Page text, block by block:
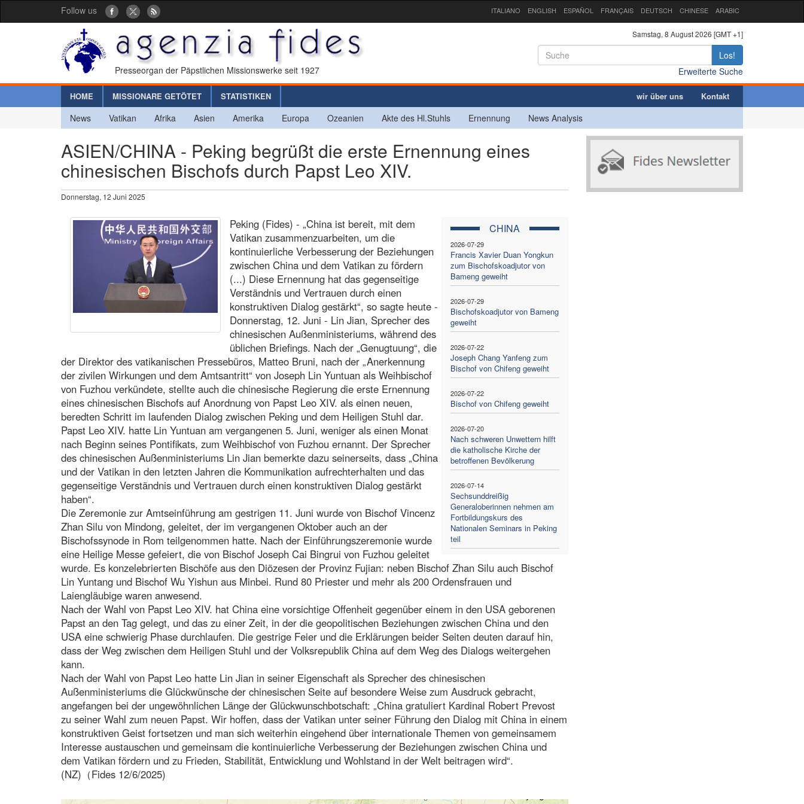
Follow us ITALIANO ENGLISH ESPAÑOL FRANÇAIS DEUTSCH CHINESE ARABIC
Presseorgan der Päpstlichen Missionswerke seit 1927
Samstag, 8 August 2026 [GMT +1]
Los!
Erweiterte Suche
HOME MISSIONARE GETÖTET STATISTIKEN wir über uns Kontakt
News Vatikan Afrika Asien Amerika Europa Ozeanien Akte des Hl.Stuhls Ernennung News Analysis
ASIEN/CHINA - Peking begrüßt die erste Ernennung eines
chinesischen Bischofs durch Papst Leo XIV.
Donnerstag, 12 Juni 2025
CHINA
2026-07-29
Francis Xavier Duan Yongkun
zum Bischofskoadjutor von
Bameng geweiht
2026-07-29
Bischofskoadjutor von Bameng
geweiht
2026-07-22
Joseph Chang Yanfeng zum
Bischof von Chifeng geweiht
2026-07-22
Bischof von Chifeng geweiht
2026-07-20
Nach schweren Unwettern hilft
die katholische Kirche der
betroffenen Bevölkerung
2026-07-14
Sechsunddreißig
Generaloberinnen nehmen am
Fortbildungskurs des
Nationalen Seminars in Peking
teil
Peking (Fides) - „China ist bereit, mit dem
Vatikan zusammenzuarbeiten, um die
kontinuierliche Verbesserung der Beziehungen
zwischen China und dem Vatikan zu fördern
(...) Diese Ernennung hat das gegenseitige
Verständnis und Vertrauen durch einen
konstruktiven Dialog gestärkt“, so sagte heute -
Donnerstag, 12. Juni - Lin Jian, Sprecher des
chinesischen Außenministeriums, während des
üblichen Briefings. Nach der „Genugtuung“, die
der Direktor des vatikanischen Pressebüros, Matteo Bruni, nach der „Anerkennung
der zivilen Wirkungen und dem Amtsantritt“ von Joseph Lin Yuntuan als Weihbischof
von Fuzhou verkündete, stellte auch die chinesische Regierung die erste Ernennung
eines chinesischen Bischofs auf Anordnung von Papst Leo XIV. als einen neuen,
beredten Schritt im laufenden Dialog zwischen Peking und dem Heiligen Stuhl dar.
Papst Leo XIV. hatte Lin Yuntuan am vergangenen 5. Juni, weniger als einen Monat
nach Beginn seines Pontifikats, zum Weihbischof von Fuzhou ernannt. Der Sprecher
des chinesischen Außenministeriums Lin Jian bemerkte dazu seinerseits, dass „China
und der Vatikan in den letzten Jahren die Kommunikation aufrechterhalten und das
gegenseitige Verständnis und Vertrauen durch einen konstruktiven Dialog gestärkt
haben“.
Die Zeremonie zur Amtseinführung am gestrigen 11. Juni wurde von Bischof Vincenz
Zhan Silu von Mindong, geleitet, der im vergangenen Oktober auch an der
Bischofssynode in Rom teilgenommen hatte. Nach der Einführungszeremonie wurde
eine Heilige Messe gefeiert, die von Bischof Joseph Cai Bingrui von Fuzhou geleitet
wurde. Es konzelebrierten Bischöfe aus den Diözesen der Provinz Fujian: neben Bischof Zhan Silu auch Bischof
Lin Yuntang und Bischof Wu Yishun aus Minbei. Rund 80 Priester und mehr als 200 Ordensfrauen und
Laiengläubige waren anwesend.
Nach der Wahl von Papst Leo XIV. hat China eine vorsichtige Offenheit gegenüber einem in den USA geborenen
Papst an den Tag gelegt, und das zu einer Zeit, in der die geopolitischen Beziehungen zwischen China und den
USA eine schwierig Phase durchlaufen. Die gestrige Feier und die Erklärungen beider Seiten deuten darauf hin,
dass der Weg zwischen dem Heiligen Stuhl und der Volksrepublik China auf dem Weg des Dialogs weitergehen
kann.
Nach der Wahl von Papst Leo hatte Lin Jian in seiner Eigenschaft als Sprecher des chinesischen
Außenministeriums die Glückwünsche der chinesischen Seite auf besondere Weise zum Ausdruck gebracht,
angefangen bei der ungewöhnlichen Länge der Glückwunschbotschaft: „China gratuliert Kardinal Robert Prevost
zu seiner Wahl zum neuen Papst. Wir hoffen, dass der Vatikan unter seiner Führung den Dialog mit China in einem
konstruktiven Geist fortsetzen und man sich weiterhin eingehend über internationale Themen von gemeinsamem
Interesse austauschen und gemeinsam die kontinuierliche Verbesserung der Beziehungen zwischen China und
dem Vatikan fördern und zu Frieden, Stabilität, Entwicklung und Wohlstand in der Welt beitragen wird“.
(NZ)（Fides 12/6/2025)